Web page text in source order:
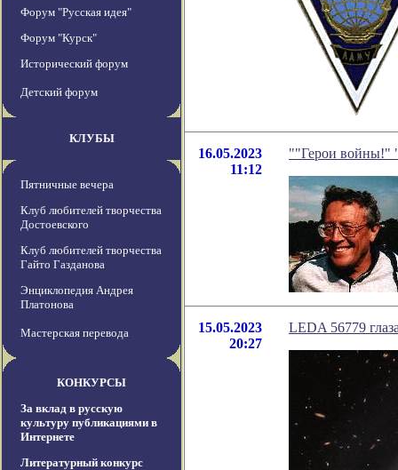
Форум "Русская идея"
Форум "Курск"
Исторический форум
Детский форум
КЛУБЫ
Пятничные вечера
Клуб любителей творчества
Достоевского
Клуб любителей творчества
Гайто Газданова
Энциклопедия Андрея
Платонова
Мастерская перевода
КОНКУРСЫ
За вклад в русскую
культуру публикациями в
Интернете
Литературный конкурс
16.05.2023
11:12
""Герои войны!" "
15.05.2023
20:27
LEDA 56779